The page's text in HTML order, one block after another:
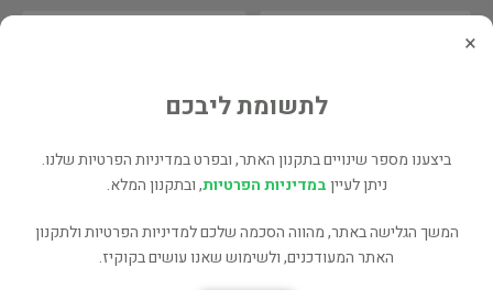
×
לתשומת ליבכם
ביצענו מספר שינויים בתקנון האתר, ובפרט במדיניות הפרטיות שלנו.
ניתן לעייןבמדיניות הפרטיות, ובתקנון המלא.
המשך הגלישה באתר, מהווה הסכמה שלכם למדיניות הפרטיות ולתקנון
האתר המעודכנים, ולשימוש שאנו עושים בקוקיז.